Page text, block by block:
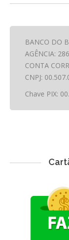
BANCO DO
AGÊNCIA:
CONTA
CNPJ:
Chave PIX: